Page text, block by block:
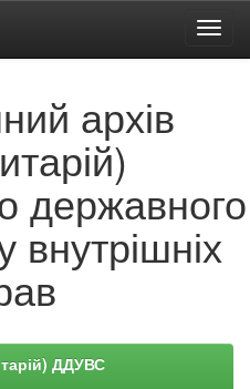
архів
державного
внутрішніх
ДДУВС